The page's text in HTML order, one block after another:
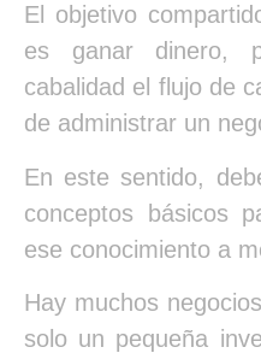
El objetivo
es ganar dinero,
cabalidad el flujo de
de administrar un
En este sentido,
conceptos básicos
ese conocimiento a
Hay muchos
solo un pequeña